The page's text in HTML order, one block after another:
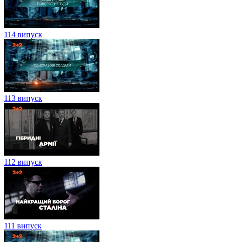
114 випуск
113 випуск
112 випуск
111 випуск